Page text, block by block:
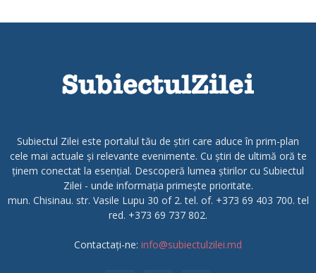
Subiectul Zilei este portalul tău de știri care aduce în prim-plan
cele mai actuale și relevante evenimente. Cu știri de ultimă oră te
ținem conectat la esențial. Descoperă lumea știrilor cu Subiectul
Zilei - unde informația primește prioritate.
mun. Chisinau. str. Vasile Lupu 30 of 2. tel. of. +373 69 403 700. tel
red. +373 69 737 802.
Contactați-ne: info@subiectulzilei.md